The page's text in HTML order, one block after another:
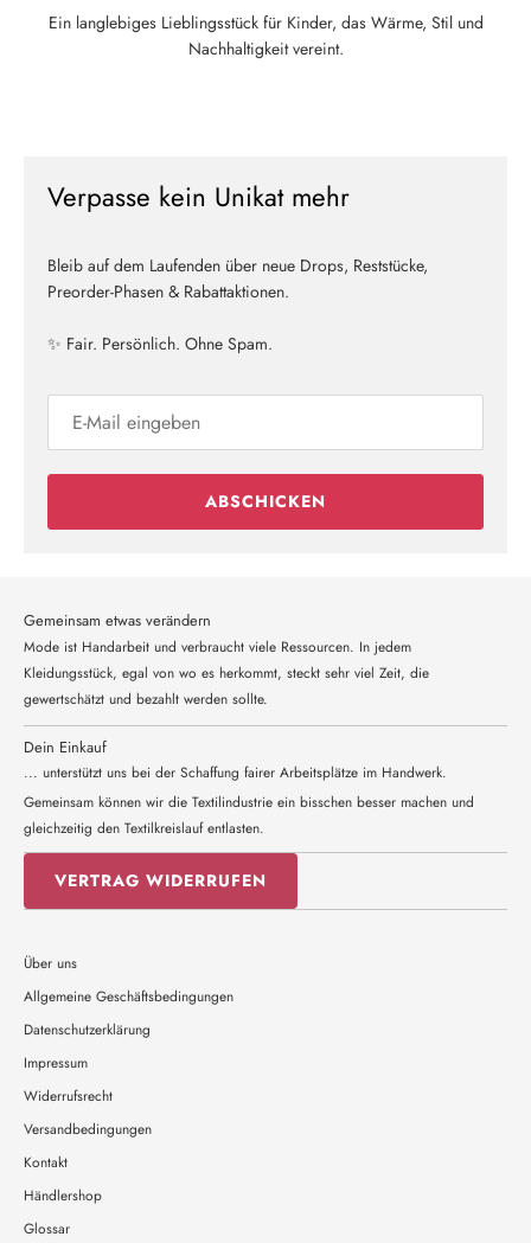
Ein langlebiges Lieblingsstück für Kinder, das Wärme, Stil und
Nachhaltigkeit vereint.
Verpasse kein Unikat mehr
Bleib auf dem Laufenden über neue Drops, Reststücke,
Preorder-Phasen & Rabattaktionen.
✨ Fair. Persönlich. Ohne Spam.
ABSCHICKEN
Gemeinsam etwas verändern
Mode ist Handarbeit und verbraucht viele Ressourcen. In jedem
Kleidungsstück, egal von wo es herkommt, steckt sehr viel Zeit, die
gewertschätzt und bezahlt werden sollte.
Dein Einkauf
... unterstützt uns bei der Schaffung fairer Arbeitsplätze im Handwerk.
Gemeinsam können wir die Textilindustrie ein bisschen besser machen und
gleichzeitig den Textilkreislauf entlasten.
VERTRAG WIDERRUFEN
Über uns
Allgemeine Geschäftsbedingungen
Datenschutzerklärung
Impressum
Widerrufsrecht
Versandbedingungen
Kontakt
Händlershop
Glossar